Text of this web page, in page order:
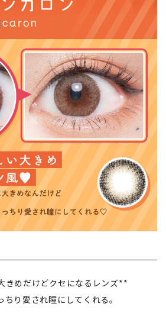
きめだけどクセになるレンズ**
り愛され瞳にしてくれる。